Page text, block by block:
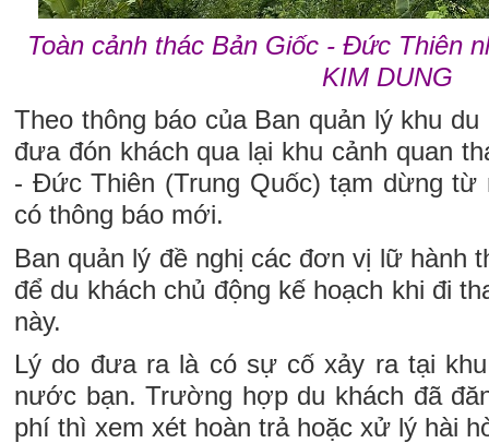
Toàn cảnh thác Bản Giốc - Đức Thiên
KIM DUNG
Theo thông báo của Ban quản lý khu
đưa đón khách qua lại khu cảnh quan
- Đức Thiên (Trung Quốc) tạm dừng từ
có thông báo mới.
Ban quản lý đề nghị các đơn vị lữ hành
để du khách chủ động kế hoạch khi đi
này.
Lý do đưa ra là có sự cố xảy ra tại
nước bạn. Trường hợp du khách đã
phí thì xem xét hoàn trả hoặc xử lý hài